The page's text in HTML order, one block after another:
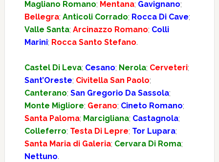
Magliano Romano; Mentana; Gavignano;
Bellegra; Anticoli Corrado; Rocca Di Cave;
Valle Santa; Arcinazzo Romano; Colli
Marini; Rocca Santo Stefano.
Castel Di Leva; Cesano; Nerola; Cerveteri;
Sant’Oreste; Civitella San Paolo;
Canterano; San Gregorio Da Sassola;
Monte Migliore; Gerano; Cineto Romano;
Santa Paloma; Marcigliana; Castagnola;
Colleferro; Testa Di Lepre; Tor Lupara;
Santa Maria di Galeria; Cervara Di Roma;
Nettuno.